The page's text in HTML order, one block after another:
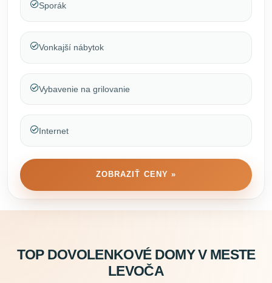
Sporák
Vonkajší nábytok
Vybavenie na grilovanie
Internet
ZOBRAZIŤ CENY »
TOP DOVOLENKOVÉ DOMY V MESTE
LEVOČA